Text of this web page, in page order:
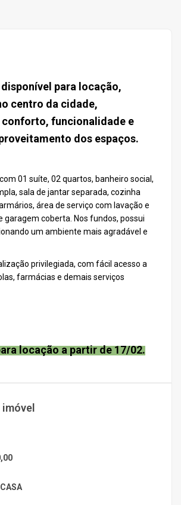
disponível para locação,
centro da cidade,
funcionalidade e
dos espaços.
01 suíte, 02 quartos, banheiro social,
sala de jantar separada, cozinha
área de serviço com lavação e
garagem coberta. Nos fundos, possui
um ambiente mais agradável e
privilegiada, com fácil acesso a
farmácias e demais serviços
locação a partir de 17/02.
CASA